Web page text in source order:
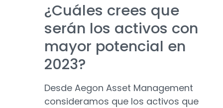
¿Cuáles crees que
serán los activos con
mayor potencial en
2023?
Desde Aegon Asset Management
consideramos que los activos que